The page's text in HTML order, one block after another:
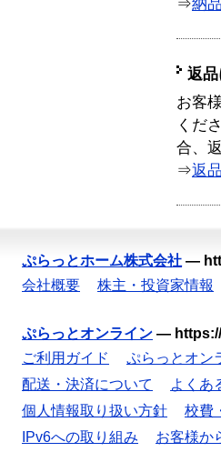
⇒納
返
お客
くだ
合、
⇒返
ぷらっとホーム株式会社 —
会社概要
株主・投資家情報
ぷらっとオンライン —
ご利用ガイド
ぷらっとオン
配送・決済について
よくあ
個人情報取り扱い方針
校費
IPv6への取り組み
お客様か